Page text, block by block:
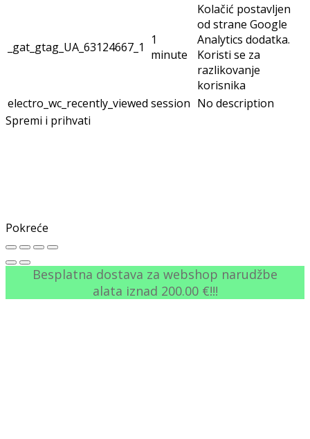
_gat_gtag_UA_63124667_1
1
minute
Kolačić postavljen
od strane Google
Analytics dodatka.
Koristi se za
razlikovanje
korisnika
electro_wc_recently_viewed session No description
Spremi i prihvati
Pokreće